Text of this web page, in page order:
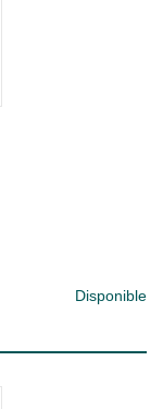
Disponible